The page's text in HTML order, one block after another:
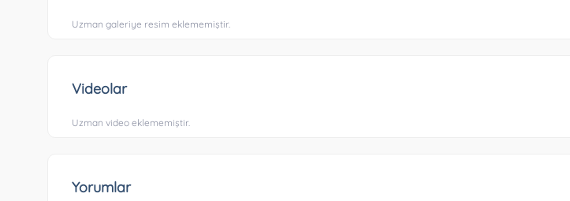
Uzman galeriye resim eklememiştir.
Videolar
Uzman video eklememiştir.
Yorumlar